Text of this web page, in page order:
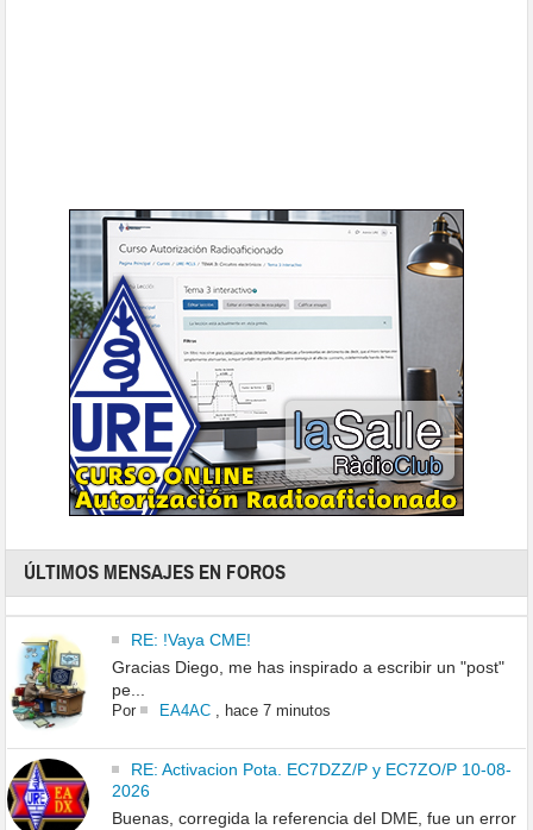
ÚLTIMOS MENSAJES EN FOROS
RE: !Vaya CME!
Gracias Diego, me has inspirado a escribir un "post"
pe...
Por EA4AC, hace 7 minutos
RE: Activacion Pota. EC7DZZ/P y EC7ZO/P 10-08-
2026
Buenas, corregida la referencia del DME, fue un error